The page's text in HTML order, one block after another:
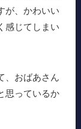
が、かわいい
感じてしまい
、おばあさん
思っているか